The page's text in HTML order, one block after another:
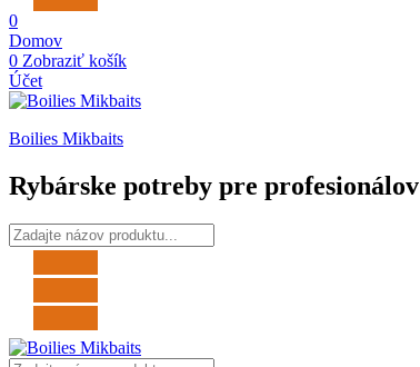
0
Domov
0 Zobraziť košík
Účet
Boilies Mikbaits
Rybárske potreby pre profesionálov